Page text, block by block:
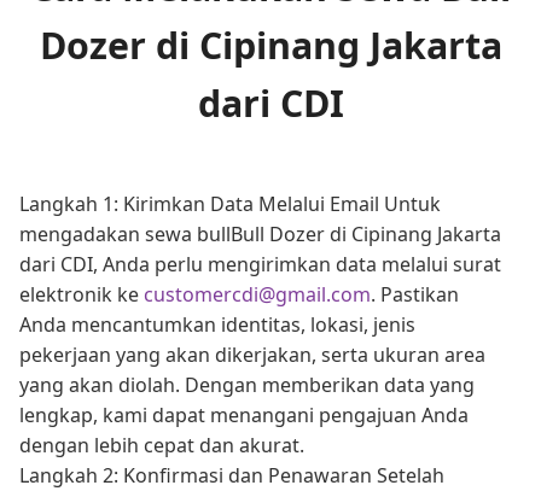
Dozer di Cipinang Jakarta
dari CDI
Langkah 1: Kirimkan Data Melalui Email Untuk
mengadakan sewa bullBull Dozer di Cipinang Jakarta
dari CDI, Anda perlu mengirimkan data melalui surat
elektronik ke customercdi@gmail.com. Pastikan
Anda mencantumkan identitas, lokasi, jenis
pekerjaan yang akan dikerjakan, serta ukuran area
yang akan diolah. Dengan memberikan data yang
lengkap, kami dapat menangani pengajuan Anda
dengan lebih cepat dan akurat.
Langkah 2: Konfirmasi dan Penawaran Setelah